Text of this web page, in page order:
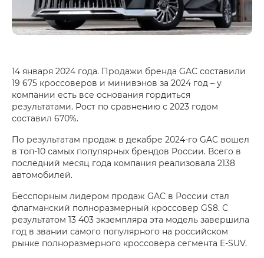
14 января 2024 года. Продажи бренда GAC составили
19 675 кроссоверов и минивэнов за 2024 год – у
компании есть все основания гордиться
результатами. Рост по сравнению с 2023 годом
составил 670%.
По результатам продаж в декабре 2024-го GAC вошел
в топ-10 самых популярных брендов России. Всего в
последний месяц года компания реализовала 2138
автомобилей.
Бесспорным лидером продаж GAC в России стал
флагманский полноразмерный кроссовер GS8. С
результатом 13 403 экземпляра эта модель завершила
год в звании самого популярного на российском
рынке полноразмерного кроссовера сегмента E-SUV.